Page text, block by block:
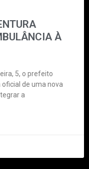
À
5, o prefeito
de uma nova
a